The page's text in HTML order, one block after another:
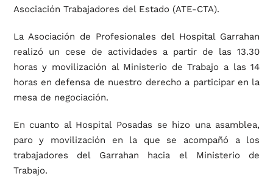
Asociación Trabajadores del Estado (ATE-CTA).
La Asociación de Profesionales del Hospital Garrahan
realizó un cese de actividades a partir de las 13.30
horas y movilización al Ministerio de Trabajo a las 14
horas en defensa de nuestro derecho a participar en la
mesa de negociación.
En cuanto al Hospital Posadas se hizo una asamblea,
paro y movilización en la que se acompañó a los
trabajadores del Garrahan hacia el Ministerio de
Trabajo.